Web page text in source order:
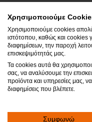
Επικοινωνήστε μαζί
Δήλωση
Συχνές Ερωτήσεις
Blog
Χρησιμοποιούμε
Χρησιμοποιούμε cookies
ιστότοπου, καθώς και cookies
διαφημίσεων, την παροχή
επισκεψιμότητάς μας.
Τα cookies αυτά θα
σας, να αναλύσουμε την
προϊόντα και υπηρεσίες μας,
διαφημίσεις που βλέπετε.
Συμφωνώ